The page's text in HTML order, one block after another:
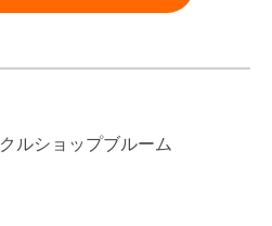
ルショップブルーム